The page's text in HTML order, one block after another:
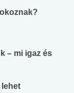
– mi igaz és
lehet